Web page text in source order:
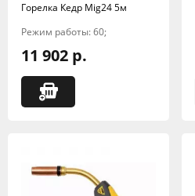
Горелка Кедр Mig24 5м
Режим работы: 60;
11 902 р.